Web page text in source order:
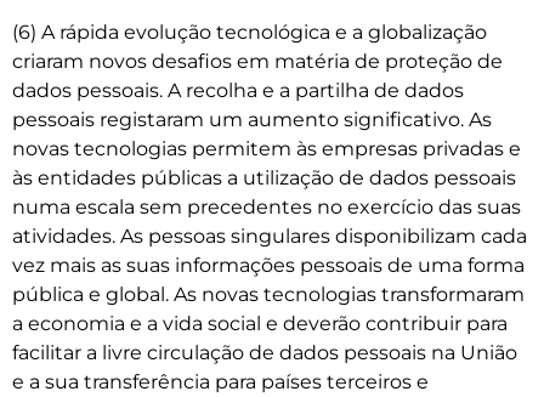
(6) A rápida evolução tecnológica e a globalização
criaram novos desafios em matéria de proteção de
dados pessoais. A recolha e a partilha de dados
pessoais registaram um aumento significativo. As
novas tecnologias permitem às empresas privadas e
às entidades públicas a utilização de dados pessoais
numa escala sem precedentes no exercício das suas
atividades. As pessoas singulares disponibilizam cada
vez mais as suas informações pessoais de uma forma
pública e global. As novas tecnologias transformaram
a economia e a vida social e deverão contribuir para
facilitar a livre circulação de dados pessoais na União
e a sua transferência para países terceiros e